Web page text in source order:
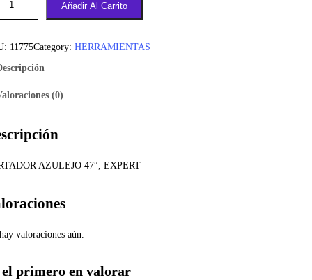
Añadir Al Carrito
11775Category: HERRAMIENTAS
(0)
AZULEJO 47″, EXPERT
valoraciones aún.
el primero en valorar